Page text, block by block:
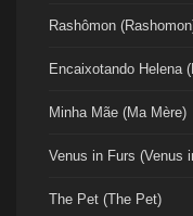
Rashômon
Encaixotando Helena
Minha Mãe (Ma Mère)
Venus in Furs (Venus
The Pet (The Pet)